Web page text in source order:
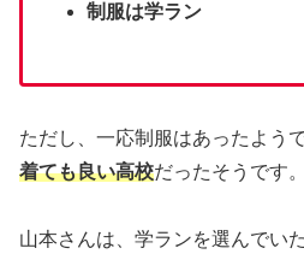
制服は学ラン
ただし、一応制服はあったようで
着ても良い高校だったそうです。
山本さんは、学ランを選んでい